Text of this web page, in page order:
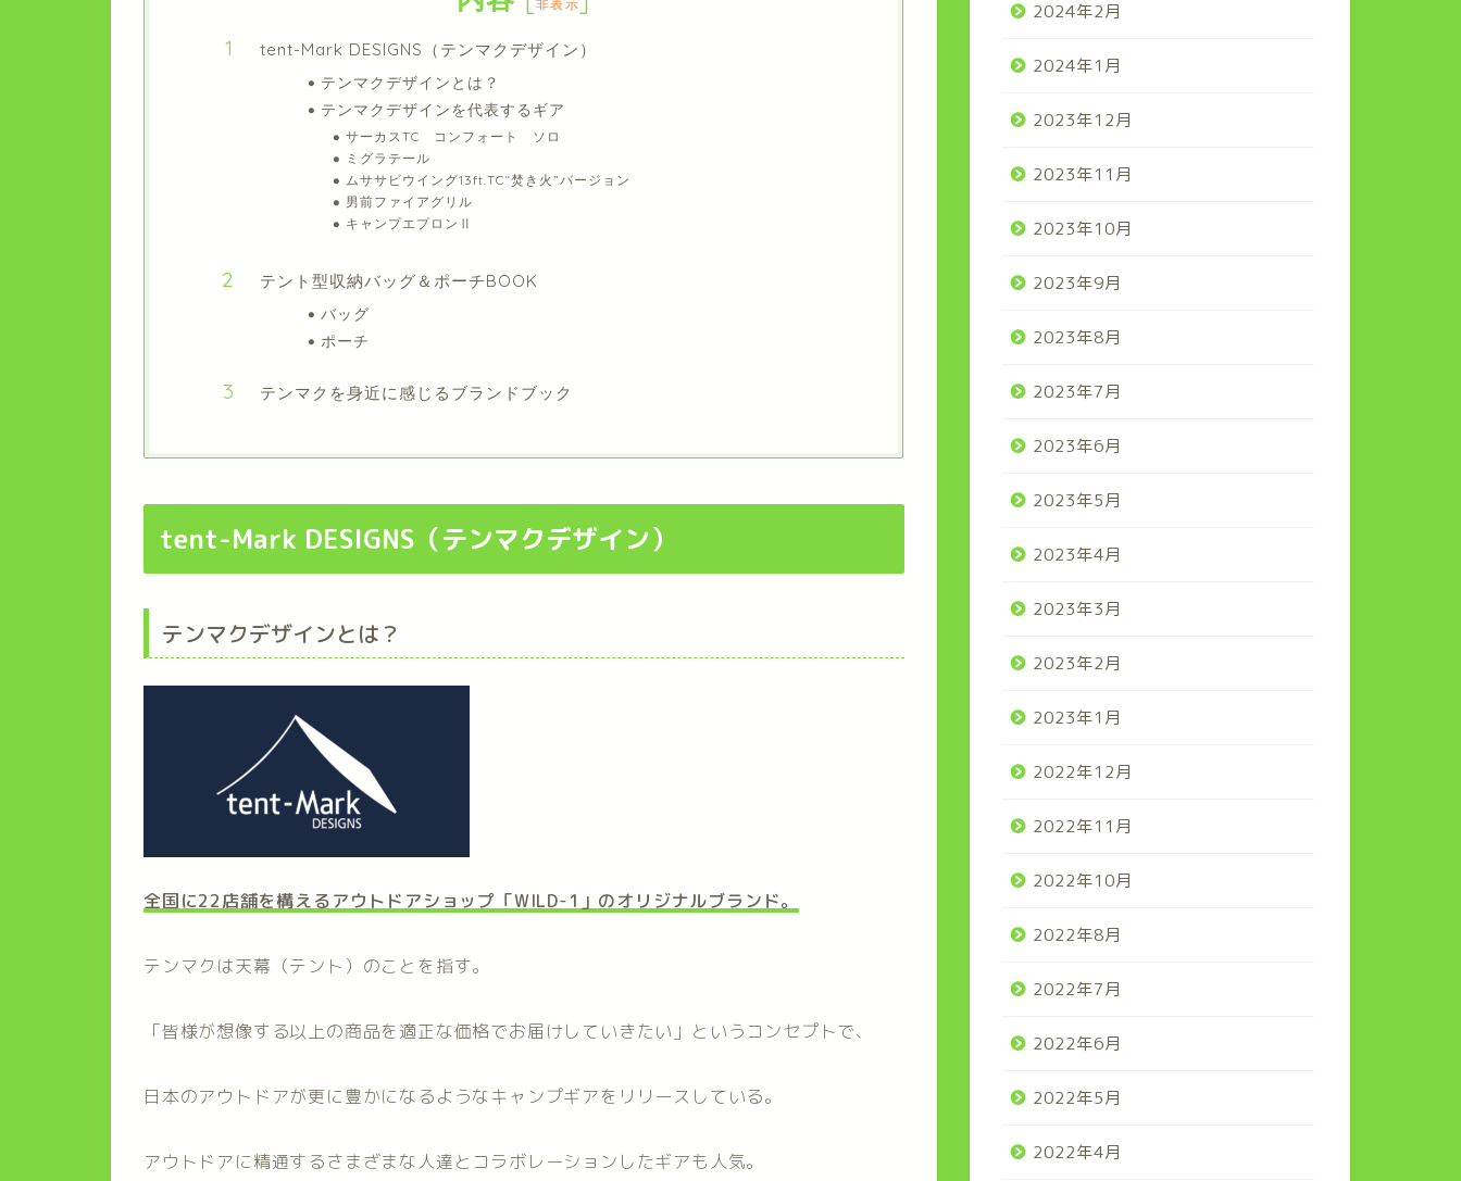
非表示
tent-Mark DESIGNS（テンマクデザイン）
テンマクデザインとは？
テンマクデザインを代表するギア
サーカスTC コンフォート ソロ
ミグラテール
ムササビウイング13ft.TC“焚き火”バージョン
男前ファイアグリル
キャンプエプロンⅡ
テント型収納バッグ＆ポーチBOOK
バッグ
ポーチ
テンマクを身近に感じるブランドブック
tent-Mark DESIGNS（テンマクデザイン）
テンマクデザインとは？
全国に22店舗を構えるアウトドアショップ「WILD-1」のオリジナルブランド。
テンマクは天幕（テント）のことを指す。
「皆様が想像する以上の商品を適正な価格でお届けしていきたい」というコンセプトで、
日本のアウトドアが更に豊かになるようなキャンプギアをリリースしている。
アウトドアに精通するさまざまな人達とコラボレーションしたギアも人気。
2024年2月
2024年1月
2023年12月
2023年11月
2023年10月
2023年9月
2023年8月
2023年7月
2023年6月
2023年5月
2023年4月
2023年3月
2023年2月
2023年1月
2022年12月
2022年11月
2022年10月
2022年8月
2022年7月
2022年6月
2022年5月
2022年4月